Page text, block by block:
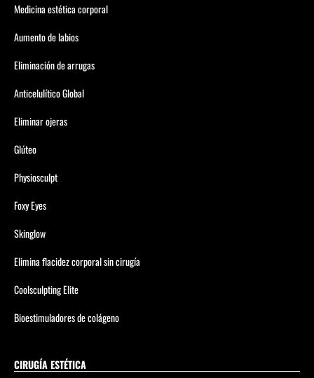
Medicina estética corporal
Aumento de labios
Eliminación de arrugas
Anticelulítico Global
Eliminar ojeras
Glúteo
Physiosculpt
Foxy Eyes
Skinglow
Elimina flacidez corporal sin cirugía
Coolsculpting Elite
Bioestimuladores de colágeno
CIRUGÍA ESTÉTICA